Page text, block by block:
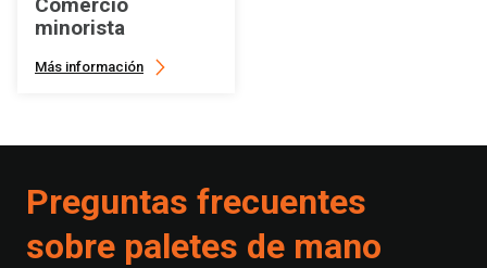
minorista
Más información
Preguntas frecuentes
sobre paletes de mano